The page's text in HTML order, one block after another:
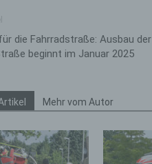
die Fahrradstraße: Ausbau der
beginnt im Januar 2025
Mehr vom Autor